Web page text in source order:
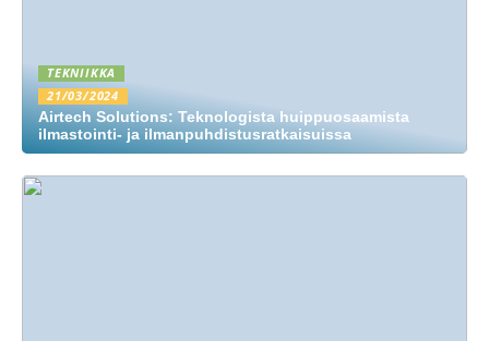
TEKNIIKKA
21/03/2024
Airtech Solutions: Teknologista huippuosaamista
ilmastointi- ja ilmanpuhdistusratkaisuissa